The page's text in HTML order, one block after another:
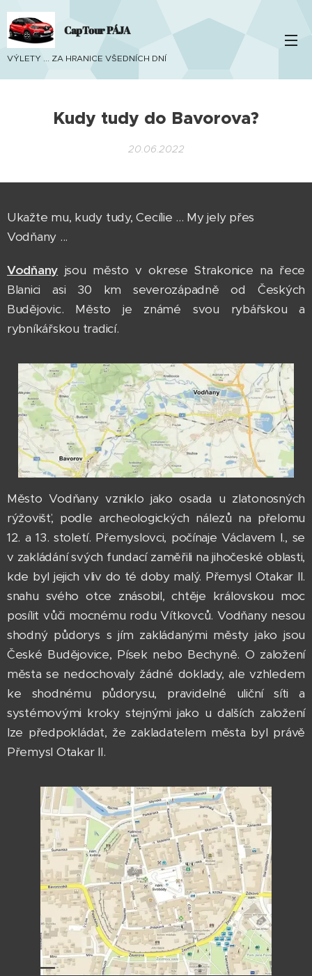
CapTour PÁJA
VÝLETY ... ZA HRANICE VŠEDNÍCH DNÍ
Kudy tudy do Bavorova?
20.06.2022
Ukažte mu, kudy tudy, Cecílie ... My jely přes
Vodňany ...
Vodňany jsou město v okrese Strakonice na řece
Blanici asi 30 km severozápadně od Českých
Budějovic. Město je známé svou rybářskou a
rybníkářskou tradicí.
Město Vodňany vzniklo jako osada u zlatonosných
rýžovišť, podle archeologických nálezů na přelomu
12. a 13. století. Přemyslovci, počínaje Václavem I., se
v zakládání svých fundací zaměřili na jihočeské oblasti,
kde byl jejich vliv do té doby malý. Přemysl Otakar II.
snahu svého otce znásobil, chtěje královskou moc
posílit vůči mocnému rodu Vítkovců. Vodňany nesou
shodný půdorys s jím zakládanými městy jako jsou
České Budějovice, Písek nebo Bechyně. O založení
města se nedochovaly žádné doklady, ale vzhledem
ke shodnému půdorysu, pravidelné uliční síti a
systémovými kroky stejnými jako u dalších založení
lze předpokládat, že zakladatelem města byl právě
Přemysl Otakar II.